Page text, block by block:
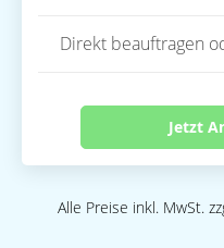
Direkt beauftragen
Jetzt
Alle Preise inkl. MwSt.